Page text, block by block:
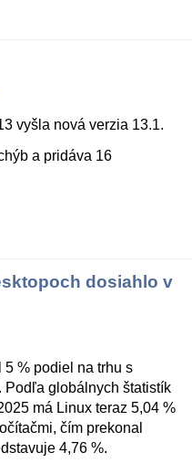
vyšla nová verzia 13.1.
a pridáva 16
dosiahlo v
5 % podiel na trhu s
Podľa globálnych štatistík
má Linux teraz 5,04 %
čím prekonal
4,76 %.